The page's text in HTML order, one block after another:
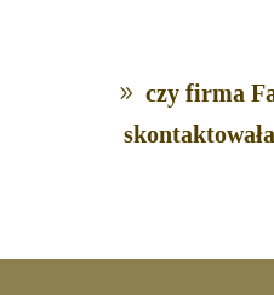
czy firma